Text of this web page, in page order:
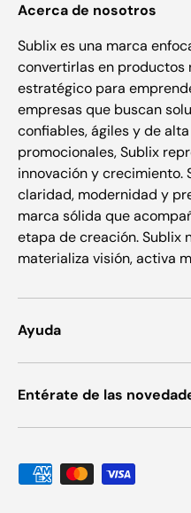
Acerca de nosotros
Sublix es una marca
convertirlas en productos
estratégico para
empresas que buscan
confiables, ágiles y de
promocionales, Sublix
innovación y crecimiento.
claridad, modernidad y
marca sólida que
etapa de creación. Sublix
materializa visión, activa
Ayuda
Entérate de las
Formas de pago aceptadas